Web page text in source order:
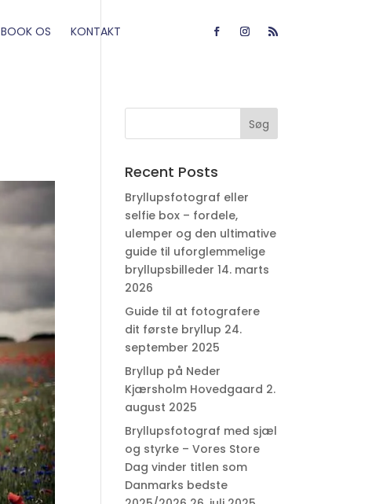
BOOK OS KONTAKT
Recent Posts
Bryllupsfotograf eller
selfie box – fordele,
ulemper og den ultimative
guide til uforglemmelige
bryllupsbilleder 14. marts
2026
Guide til at fotografere
dit første bryllup 24.
september 2025
Bryllup på Neder
Kjærsholm Hovedgaard 2.
august 2025
Bryllupsfotograf med sjæl
og styrke – Vores Store
Dag vinder titlen som
Danmarks bedste